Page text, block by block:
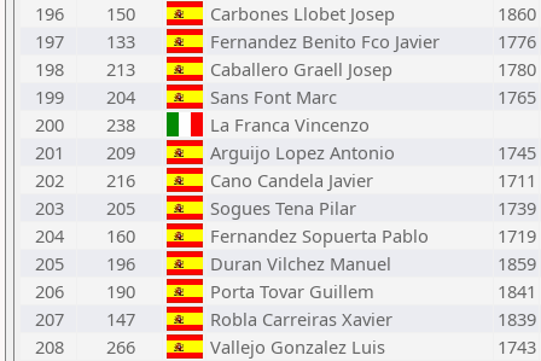
196
150 Carbones Llobet Josep
1860
197
133 Fernandez Benito Fco Javier
1776
198
213 Caballero Graell Josep
1780
199
204 Sans Font Marc
1765
200
238
La Franca Vincenzo
201
209 Arguijo Lopez Antonio
1745
202
216 Cano Candela Javier
1711
203
205 Sogues Tena Pilar
1739
204
160 Fernandez Sopuerta Pablo
1719
205
196 Duran Vilchez Manuel
1859
206
190 Porta Tovar Guillem
1841
207
147 Robla Carreiras Xavier
1839
208
266 Vallejo Gonzalez Luis
1743